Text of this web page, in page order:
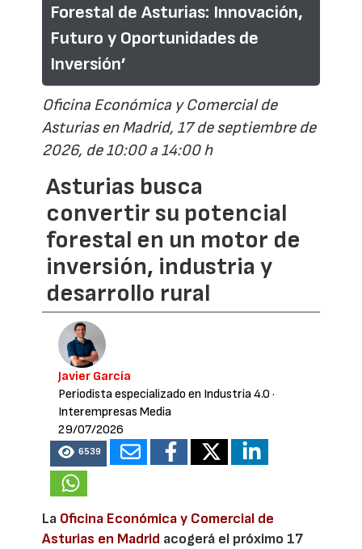
Forestal de Asturias: Innovación,
Futuro y Oportunidades de
Inversión’
Oficina Económica y Comercial de
Asturias en Madrid, 17 de septiembre de
2026, de 10:00 a 14:00 h
Asturias busca
convertir su potencial
forestal en un motor de
inversión, industria y
desarrollo rural
Javier García
Periodista especializado en Industria 4.0 ·
Interempresas Media
29/07/2026
6539
La Oficina Económica y Comercial de
Asturias en Madrid acogerá el próximo 17